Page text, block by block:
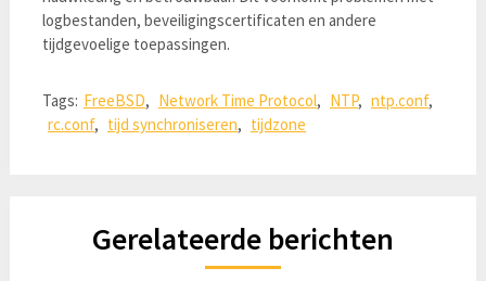
logbestanden, beveiligingscertificaten en andere
tijdgevoelige toepassingen.
Tags: FreeBSD, Network Time Protocol, NTP, ntp.conf,
rc.conf, tijd synchroniseren, tijdzone
Gerelateerde berichten